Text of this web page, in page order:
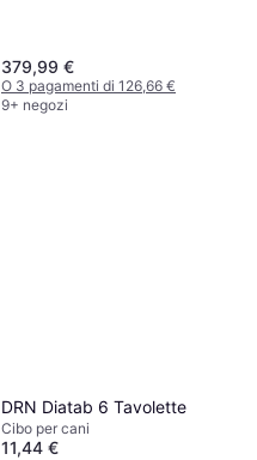
379,99 €
O 3 pagamenti di 126,66 €
9+ negozi
DRN Diatab 6 Tavolette
Cibo per cani
11,44 €